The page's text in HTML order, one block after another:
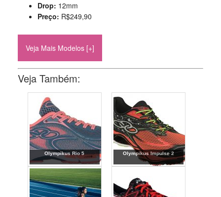
Drop: 12mm
Preço: R$249,90
Veja Mais Modelos [+]
Veja Também:
Olympikus Rio 5 Olympikus Impulse 2